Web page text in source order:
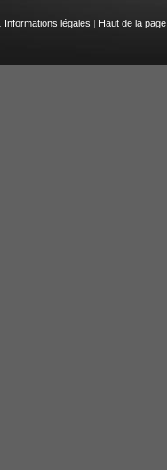
Informations légales Haut de la page